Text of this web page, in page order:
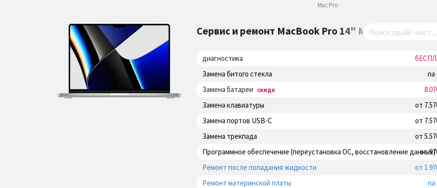
Mac Pro
Сервис и ремонт MacBook Pro 14" M3 …
диагностика
Замена битого стекла
na
Замена батареи
скидк
Замена клавиатуры
от
Замена портов USB-C
от
Замена трекпада
от
Программное обеспечение (переустановка ОС, восстановление данных)
от
Ремонт после попадания жидкости
от
Ремонт материнской платы
na